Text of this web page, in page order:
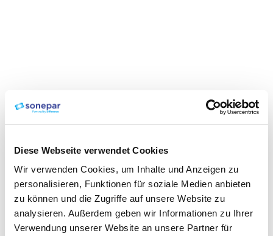
Diese Webseite verwendet Cookies
Wir verwenden Cookies, um Inhalte und Anzeigen zu
personalisieren, Funktionen für soziale Medien anbieten
zu können und die Zugriffe auf unsere Website zu
analysieren. Außerdem geben wir Informationen zu Ihrer
Verwendung unserer Website an unsere Partner für